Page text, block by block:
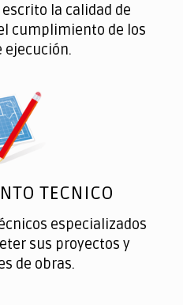
la calidad de
cumplimiento de los
ejecución.
TECNICO
especializados
sus proyectos y
de obras.